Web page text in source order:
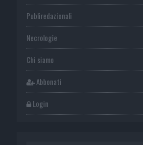
Publiredazionali
Necrologie
Chi siamo
Abbonati
Login